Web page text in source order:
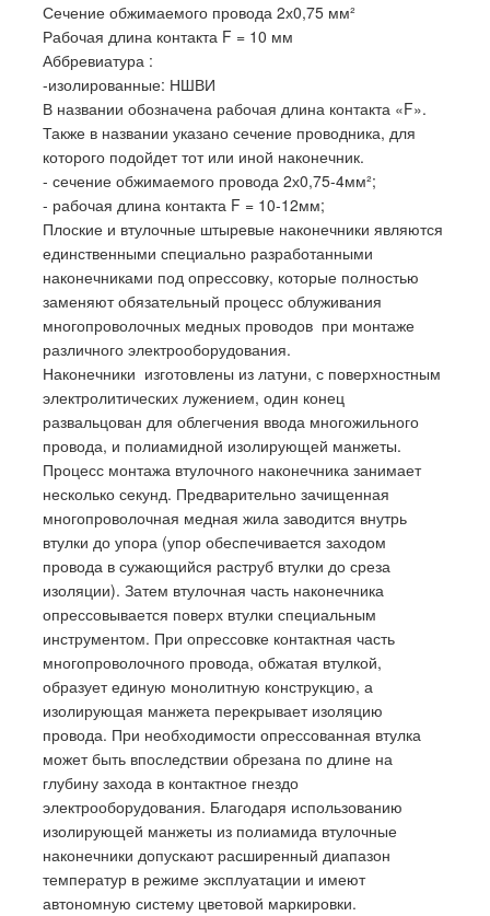
Сечение обжимаемого провода 2х0,75 мм²
Рабочая длина контакта F = 10 мм
Аббревиатура :
-изолированные: НШВИ
В названии обозначена рабочая длина контакта «F».
Также в названии указано сечение проводника, для
которого подойдет тот или иной наконечник.
- сечение обжимаемого провода 2х0,75-4мм²;
- рабочая длина контакта F = 10-12мм;
Плоские и втулочные штыревые наконечники являются
единственными специально разработанными
наконечниками под опрессовку, которые полностью
заменяют обязательный процесс облуживания
многопроволочных медных проводов при монтаже
различного электрооборудования.
Наконечники изготовлены из латуни, с поверхностным
электролитических лужением, один конец
развальцован для облегчения ввода многожильного
провода, и полиамидной изолирующей манжеты.
Процесс монтажа втулочного наконечника занимает
несколько секунд. Предварительно зачищенная
многопроволочная медная жила заводится внутрь
втулки до упора (упор обеспечивается заходом
провода в сужающийся раструб втулки до среза
изоляции). Затем втулочная часть наконечника
опрессовывается поверх втулки специальным
инструментом. При опрессовке контактная часть
многопроволочного провода, обжатая втулкой,
образует единую монолитную конструкцию, а
изолирующая манжета перекрывает изоляцию
провода. При необходимости опрессованная втулка
может быть впоследствии обрезана по длине на
глубину захода в контактное гнездо
электрооборудования. Благодаря использованию
изолирующей манжеты из полиамида втулочные
наконечники допускают расширенный диапазон
температур в режиме эксплуатации и имеют
автономную систему цветовой маркировки.